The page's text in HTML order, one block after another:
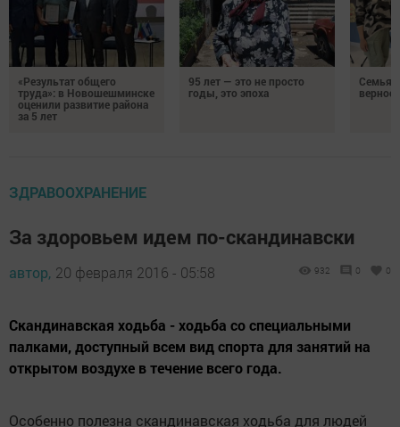
«Результат общего
труда»: в Новошешминске
оценили развитие района
за 5 лет
95 лет — это не просто
годы, это эпоха
Семья
ЗДРАВООХРАНЕНИЕ
За здоровьем идем по-скандинавски
автор, 20 февраля 2016 - 05:58 932 0 0
Скандинавская ходьба - ходьба со специальными
палками, доступный всем вид спорта для занятий на
открытом воздухе в течение всего года.
Особенно полезна скандинавская ходьба для людей